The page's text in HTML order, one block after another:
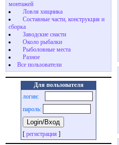
монтажей
Ловля хищника
Cоставные части, конструкция и
сборка
Заводские снасти
Около рыбалки
Рыболовные места
Разное
Все пользователи
Для пользователя
логин:
пароль:
[ регистрация ]